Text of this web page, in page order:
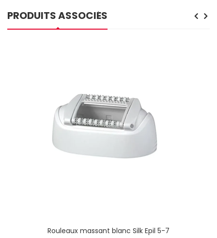
PRODUITS ASSOCIÉS
Rouleaux massant blanc Silk Epil 5-7